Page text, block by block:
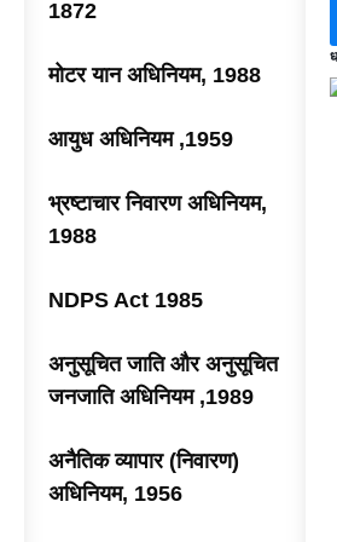
1872
मोटर यान अधिनियम, 1988
आयुध अधिनियम ,1959
भ्रष्टाचार निवारण अधिनियम,
1988
NDPS Act 1985
अनुसूचित जाति और अनुसूचित
जनजाति अधिनियम ,1989
अनैतिक व्यापार (निवारण)
अधिनियम, 1956